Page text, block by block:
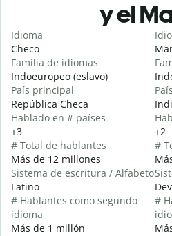
y el
Idioma
Checo
Familia de idiomas
Indoeuropeo (eslavo)
País principal
República Checa
Hablado en # países
+3
# Total de hablantes
Más de 12 millones
Sistema de escritura / Alfabeto
Latino
# Hablantes como segundo
idioma
Más de 1 millón
+2
#
#